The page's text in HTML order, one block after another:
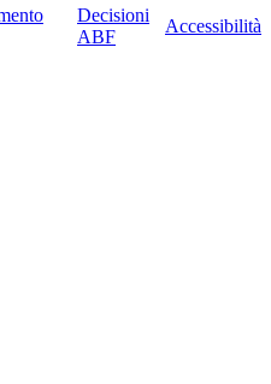
Decisioni
ABF
Accessibilità